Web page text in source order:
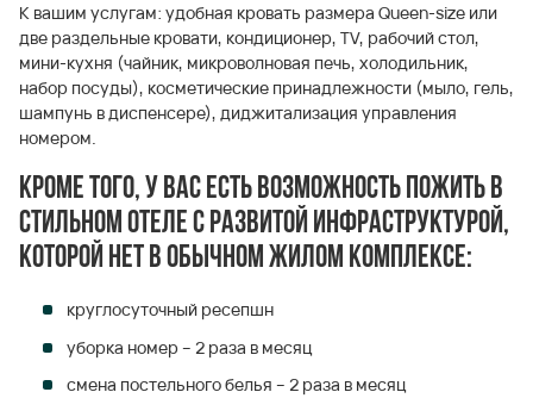
К вашим услугам: удобная кровать размера Queen-size или
две раздельные кровати, кондиционер, TV, рабочий стол,
мини-кухня (чайник, микроволновая печь, холодильник,
набор посуды), косметические принадлежности (мыло, гель,
шампунь в диспенсере), диджитализация управления
номером.
Кроме того, у вас есть возможность пожить в
стильном отеле с развитой инфраструктурой,
которой нет в обычном жилом комплексе:
круглосуточный ресепшн
уборка номер – 2 раза в месяц
смена постельного белья – 2 раза в месяц